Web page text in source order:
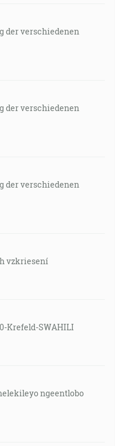
der verschiedenen
der verschiedenen
der verschiedenen
vzkriesení
Krefeld-SWAHILI
ngeentlobo